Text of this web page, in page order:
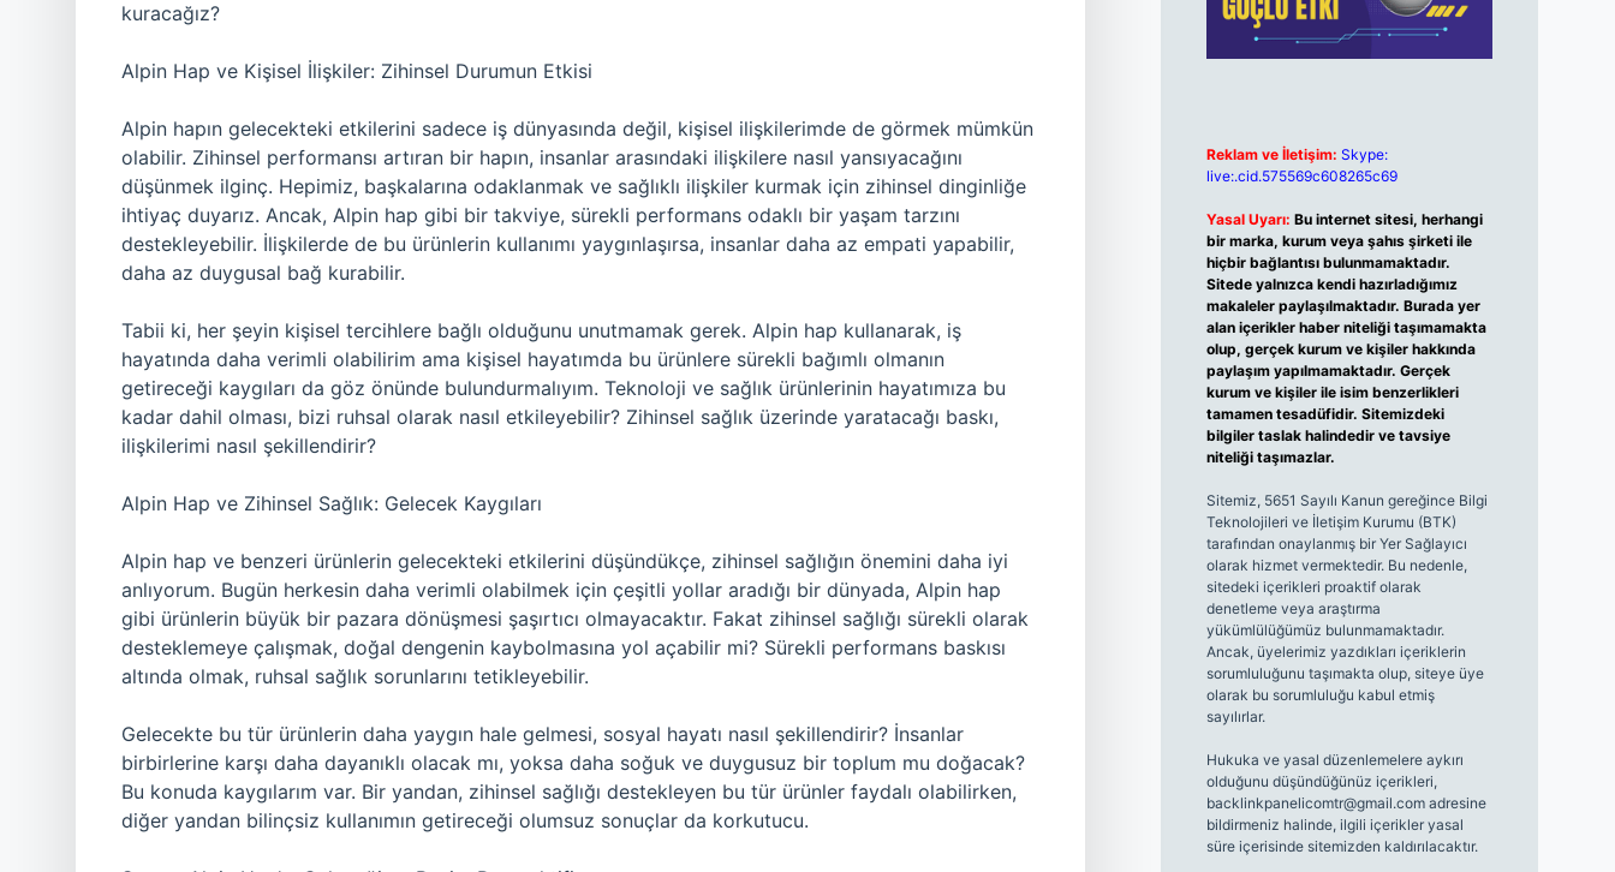
kuracağız?
Alpin Hap ve Kişisel İlişkiler: Zihinsel Durumun Etkisi
Alpin hapın gelecekteki etkilerini sadece iş dünyasında değil, kişisel ilişkilerimde de görmek mümkün
olabilir. Zihinsel performansı artıran bir hapın, insanlar arasındaki ilişkilere nasıl yansıyacağını
düşünmek ilginç. Hepimiz, başkalarına odaklanmak ve sağlıklı ilişkiler kurmak için zihinsel dinginliğe
ihtiyaç duyarız. Ancak, Alpin hap gibi bir takviye, sürekli performans odaklı bir yaşam tarzını
destekleyebilir. İlişkilerde de bu ürünlerin kullanımı yaygınlaşırsa, insanlar daha az empati yapabilir,
daha az duygusal bağ kurabilir.
Tabii ki, her şeyin kişisel tercihlere bağlı olduğunu unutmamak gerek. Alpin hap kullanarak, iş
hayatında daha verimli olabilirim ama kişisel hayatımda bu ürünlere sürekli bağımlı olmanın
getireceği kaygıları da göz önünde bulundurmalıyım. Teknoloji ve sağlık ürünlerinin hayatımıza bu
kadar dahil olması, bizi ruhsal olarak nasıl etkileyebilir? Zihinsel sağlık üzerinde yaratacağı baskı,
ilişkilerimi nasıl şekillendirir?
Alpin Hap ve Zihinsel Sağlık: Gelecek Kaygıları
Alpin hap ve benzeri ürünlerin gelecekteki etkilerini düşündükçe, zihinsel sağlığın önemini daha iyi
anlıyorum. Bugün herkesin daha verimli olabilmek için çeşitli yollar aradığı bir dünyada, Alpin hap
gibi ürünlerin büyük bir pazara dönüşmesi şaşırtıcı olmayacaktır. Fakat zihinsel sağlığı sürekli olarak
desteklemeye çalışmak, doğal dengenin kaybolmasına yol açabilir mi? Sürekli performans baskısı
altında olmak, ruhsal sağlık sorunlarını tetikleyebilir.
Gelecekte bu tür ürünlerin daha yaygın hale gelmesi, sosyal hayatı nasıl şekillendirir? İnsanlar
birbirlerine karşı daha dayanıklı olacak mı, yoksa daha soğuk ve duygusuz bir toplum mu doğacak?
Bu konuda kaygılarım var. Bir yandan, zihinsel sağlığı destekleyen bu tür ürünler faydalı olabilirken,
diğer yandan bilinçsiz kullanımın getireceği olumsuz sonuçlar da korkutucu.
Reklam ve İletişim: Skype:
live:.cid.575569c608265c69
Yasal Uyarı: Bu internet sitesi, herhangi
bir marka, kurum veya şahıs şirketi ile
hiçbir bağlantısı bulunmamaktadır.
Sitede yalnızca kendi hazırladığımız
makaleler paylaşılmaktadır. Burada yer
alan içerikler haber niteliği taşımamakta
olup, gerçek kurum ve kişiler hakkında
paylaşım yapılmamaktadır. Gerçek
kurum ve kişiler ile isim benzerlikleri
tamamen tesadüfidir. Sitemizdeki
bilgiler taslak halindedir ve tavsiye
niteliği taşımazlar.
Sitemiz, 5651 Sayılı Kanun gereğince Bilgi
Teknolojileri ve İletişim Kurumu (BTK)
tarafından onaylanmış bir Yer Sağlayıcı
olarak hizmet vermektedir. Bu nedenle,
sitedeki içerikleri proaktif olarak
denetleme veya araştırma
yükümlülüğümüz bulunmamaktadır.
Ancak, üyelerimiz yazdıkları içeriklerin
sorumluluğunu taşımakta olup, siteye üye
olarak bu sorumluluğu kabul etmiş
sayılırlar.
Hukuka ve yasal düzenlemelere aykırı
olduğunu düşündüğünüz içerikleri,
backlinkpanelicomtr@gmail.comadresine
bildirmeniz halinde, ilgili içerikler yasal
süre içerisinde sitemizden kaldırılacaktır.